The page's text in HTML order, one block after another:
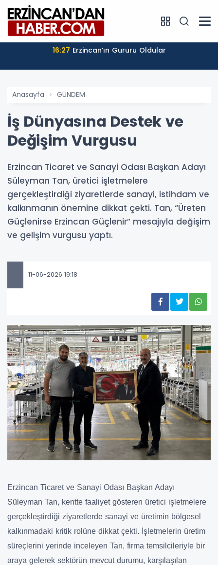
16:27 Erzincan’ın Gururu Oldular
Anasayfa GÜNDEM
İş Dünyasına Destek ve
Değişim Vurgusu
Erzincan Ticaret ve Sanayi Odası Başkan Adayı
Süleyman Tan, üretici işletmelere
gerçekleştirdiği ziyaretlerde sanayi, istihdam ve
kalkınmanın önemine dikkat çekti. Tan, “Üreten
Güçlenirse Erzincan Güçlenir” mesajıyla değişim
ve gelişim vurgusu yaptı.
11-06-2026 19:18
Erzincan Ticaret ve Sanayi Odası Başkan Adayı
Süleyman Tan, kentte faaliyet gösteren üretici işletmelere
gerçekleştirdiği ziyaretlerde sanayi ve üretimin bölgesel
kalkınmadaki kritik rolüne dikkat çekti. İşletmelerin üretim
süreçlerini yerinde inceleyen Tan, firma temsilcileriyle bir
araya gelerek sektörün mevcut durumu, karşılaşılan